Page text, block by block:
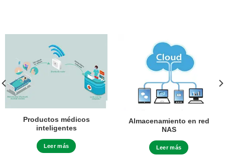
Productos médicos
inteligentes
Leer más
Almacenamiento en red
NAS
Leer más